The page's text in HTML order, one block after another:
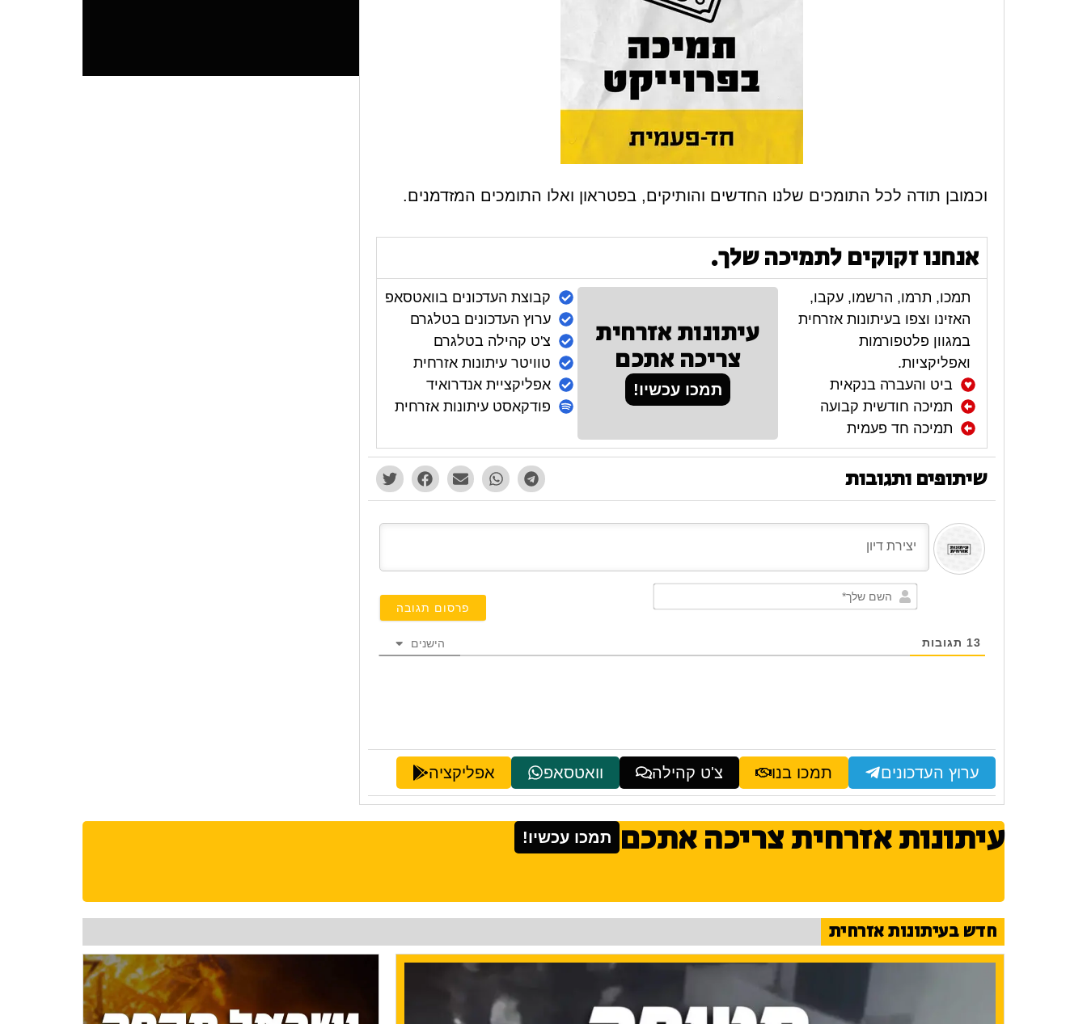
וכמובן תודה לכל התומכים שלנו החדשים והותיקים, בפטראון ואלו התומכים המזדמנים.
אנחנו זקוקים לתמיכה שלך.
תמכו, תרמו, הרשמו, עקבו,
האזינו וצפו בעיתונות אזרחית
במגוון פלטפורמות
ואפליקציות.
ביט והעברה בנקאית
תמיכה חודשית קבועה
תמיכה חד פעמית
עיתונות אזרחית
צריכה אתכם
תמכו עכשיו!
קבוצת העדכונים בוואטסאפ
ערוץ העדכונים בטלגרם
צ'ט קהילה בטלגרם
טוויטר עיתונות אזרחית
אפליקציית אנדרואיד
פודקאסט עיתונות אזרחית
שיתופים ותגובות
השם
13 תגובות הישנים
ערוץ העדכונים תמכו בנו צ'ט קהילה וואטסאפ אפליקציה
עיתונות אזרחית צריכה אתכם תמכו עכשיו!
חדש בעיתונות אזרחית